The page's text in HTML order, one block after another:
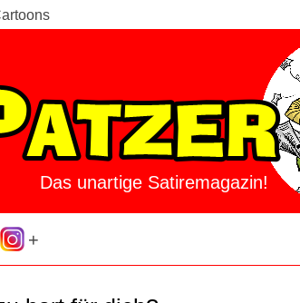
Das unartige Satiremagazin!
+